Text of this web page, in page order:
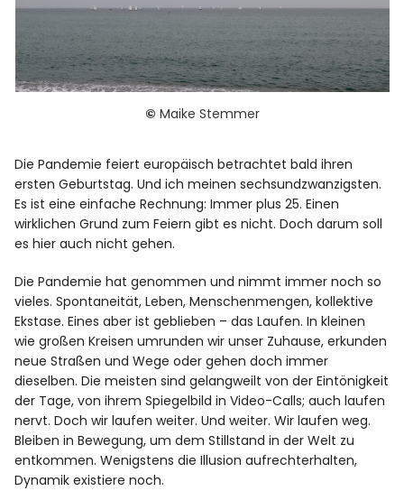
© Maike Stemmer
Die Pandemie feiert europäisch betrachtet bald ihren
ersten Geburtstag. Und ich meinen sechsundzwanzigsten.
Es ist eine einfache Rechnung: Immer plus 25. Einen
wirklichen Grund zum Feiern gibt es nicht. Doch darum soll
es hier auch nicht gehen.
Die Pandemie hat genommen und nimmt immer noch so
vieles. Spontaneität, Leben, Menschenmengen, kollektive
Ekstase. Eines aber ist geblieben – das Laufen. In kleinen
wie großen Kreisen umrunden wir unser Zuhause, erkunden
neue Straßen und Wege oder gehen doch immer
dieselben. Die meisten sind gelangweilt von der Eintönigkeit
der Tage, von ihrem Spiegelbild in Video-Calls; auch laufen
nervt. Doch wir laufen weiter. Und weiter. Wir laufen weg.
Bleiben in Bewegung, um dem Stillstand in der Welt zu
entkommen. Wenigstens die Illusion aufrechterhalten,
Dynamik existiere noch.